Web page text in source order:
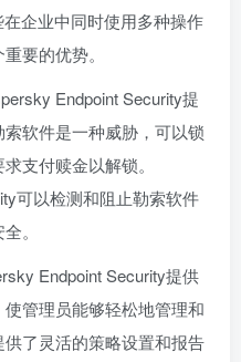
企业中同时使用多种操作
要的优势。
Endpoint Security提
软件是一种威胁，可以锁
支付赎金以解锁。
可以检测和阻止勒索软件
。
Endpoint Security提供
管理员能够轻松地管理和
了灵活的策略设置和报告